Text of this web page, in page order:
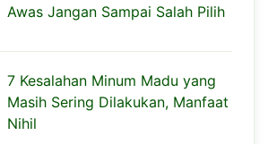
Awas Jangan Sampai Salah Pilih
7 Kesalahan Minum Madu yang
Masih Sering Dilakukan, Manfaat
Nihil